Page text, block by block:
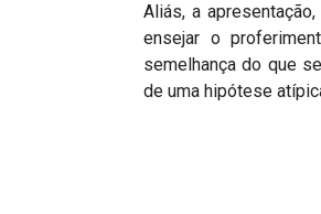
Aliás, a
ensejar o
semelhança do que
de uma hipótese